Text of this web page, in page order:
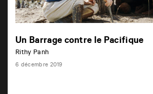
Un Barrage contre le Pacifique
Rithy Panh
6 décembre 2019